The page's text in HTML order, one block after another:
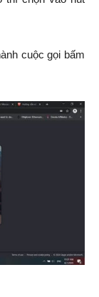
cuộc gọi bấm